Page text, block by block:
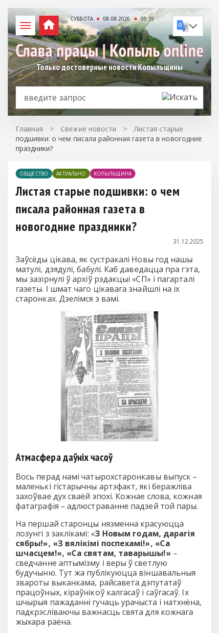
СУББОТА 08.08.2026 09:39
Только достоверные новости Копыльщины
Главная > Свежие новости >
Листая старые
подшивки: о чем писала районная газета в новогодние
праздники?
ОБЩЕСТВО АКТУАЛЬНО КОПЫЛЬЩИНА
Листая старые подшивки: о чем
писала районная газета в
новогодние праздники?
31.12.2025
Заўсёды цікава, як сустракалі Новы год нашы
матулі, дзядулі, бабулі. Каб даведацца пра гэта,
мы зазірнулі ў архіў рэдакцыі «СП» і пагарталі
газеты. І шмат чаго цікавага знайшлі на іх
старонках. Дзелімся з вамі.
Атмасфера даўніх часоў
Вось перад намі чатырохстаронкавы выпуск –
маленькі гістарычны артэфакт, які беражліва
захоўвае дух сваёй эпохі. Кожнае слова, кожная
фатаграфія – адлюстраванне падзей той пары.
На першай старонцы нязменна красуюцца
лозунгі з заклікамі: «З Новым годам, дарагія
сябры!», «З вялікімі поспехамі!», «Са
шчасцем!», «Са святам, таварышы!» –
сведчанне аптымізму і веры ў светлую
будучыню. Тут жа публікуюцца віншавальныя
звароты выканкама, райсавета дэпутатаў
працоўных, кіраўнікоў калгасаў і саўгасаў. Іх
шчырыя пажаданні гучаць урачыста і натхнёна,
падкрэсліваючы важнасць свята для кожнага
жыхара раёна.